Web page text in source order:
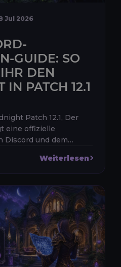
Jul 2026
GUIDE: SO
DEN
IN PATCH 12.1
Patch 12.1, Der
eine offizielle
Discord und dem
und Discord-
Weiterlesen